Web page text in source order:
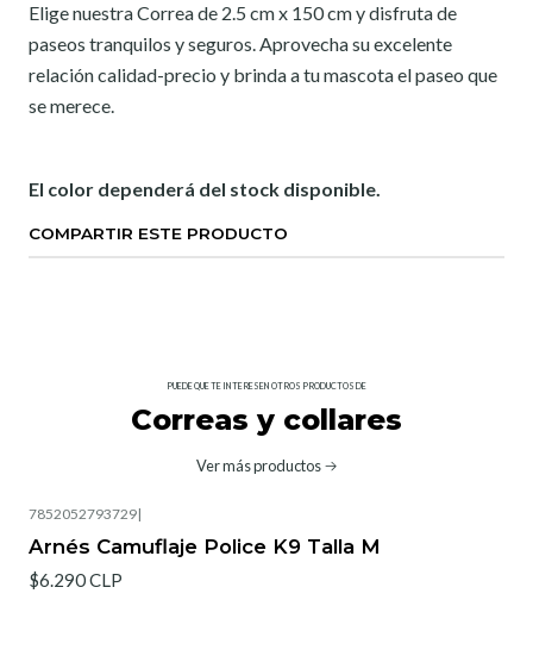
Elige nuestra Correa de 2.5 cm x 150 cm y disfruta de
paseos tranquilos y seguros. Aprovecha su excelente
relación calidad-precio y brinda a tu mascota el paseo que
se merece.
El color dependerá del stock disponible.
COMPARTIR ESTE PRODUCTO
PUEDE QUE TE INTERESEN OTROS PRODUCTOS DE
Correas y collares
Ver más productos
7852052793729|
Arnés Camuflaje Police K9 Talla M
$6.290 CLP